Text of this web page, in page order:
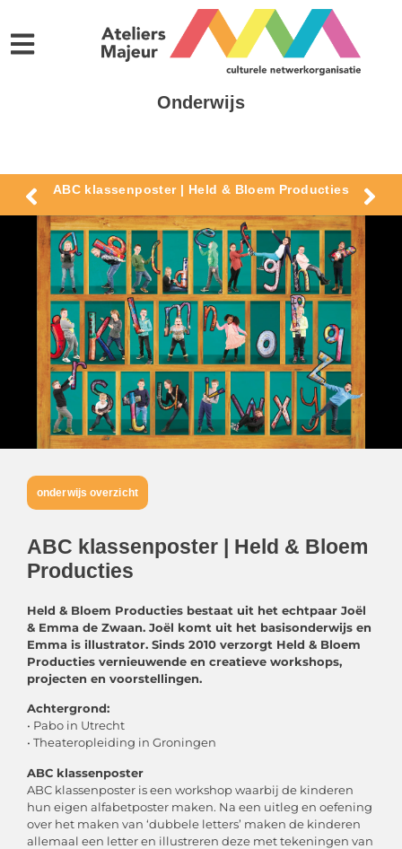
Onderwijs
ABC klassenposter | Held & Bloem Producties
onderwijs overzicht
ABC klassenposter | Held & Bloem
Producties
Held & Bloem Producties bestaat uit het echtpaar Joël
& Emma de Zwaan. Joël komt uit het basisonderwijs en
Emma is illustrator. Sinds 2010 verzorgt Held & Bloem
Producties vernieuwende en creatieve workshops,
projecten en voorstellingen.
Achtergrond:
• Pabo in Utrecht
• Theateropleiding in Groningen
ABC klassenposter
ABC klassenposter is een workshop waarbij de kinderen
hun eigen alfabetposter maken. Na een uitleg en oefening
over het maken van ‘dubbele letters’ maken de kinderen
allemaal een letter en illustreren deze met tekeningen van